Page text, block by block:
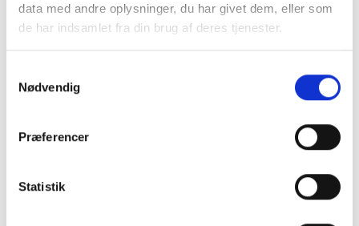
data med andre oplysninger, du har givet dem, eller som
de har indsamlet fra din brug af deres tjenester.
Nødvendig
Præferencer
Statistik
Tilmeld dig vores nyhedsbrev
for sundheds- og velfærdsteknologien uge
efter uge?
dugfriske nyheder fra branchen samt et